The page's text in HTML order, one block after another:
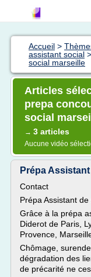
Accueil >
assistant social >
social marseille
Articles
prepa
social
→ 3 articles
Aucune vidéo
Prépa
Contact
Prépa Assistant
Grâce à la prépa
Diderot de Paris,
Provence,
Chômage,
dégradation des
de précarité ne